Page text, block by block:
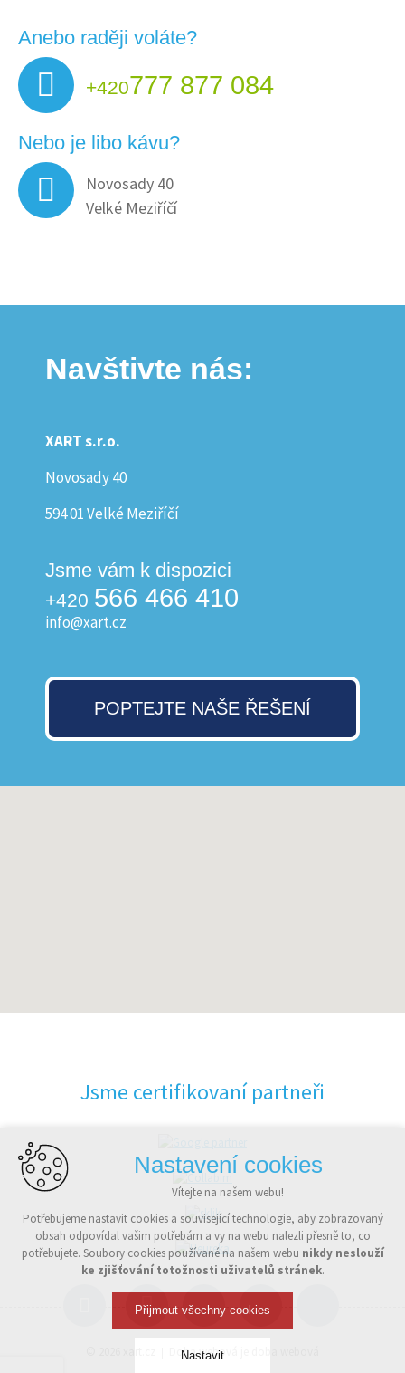
Anebo raději voláte?
+420777 877 084
Nebo je libo kávu?
Novosady 40
Velké Meziříčí
Navštivte nás:
XART s.r.o.
Novosady 40
594 01 Velké Meziříčí
Jsme vám k dispozici
+420 566 466 410
info@xart.cz
POPTEJTE NAŠE ŘEŠENÍ
Jsme certifikovaní partneři
Doba webová je doba webová
Nastavení cookies
Vítejte na našem webu!
Potřebujeme nastavit cookies a související technologie, aby zobrazovaný
obsah odpovídal vašim potřebám a vy na webu nalezli přesně to, co
potřebujete. Soubory cookies používané na našem webu nikdy neslouží
ke zjišťování totožnosti uživatelů stránek.
Přijmout všechny cookies
Nastavit